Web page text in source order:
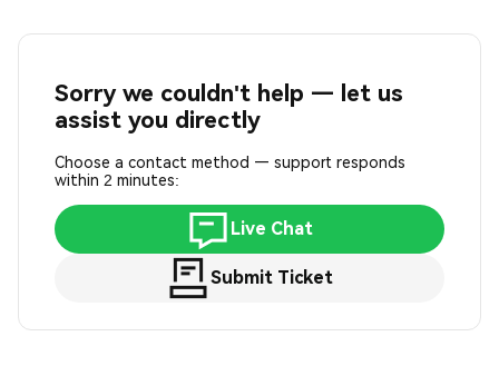
Sorry we couldn't help — let us
assist you directly
Choose a contact method — support responds
within 2 minutes:
Live Chat
Submit Ticket